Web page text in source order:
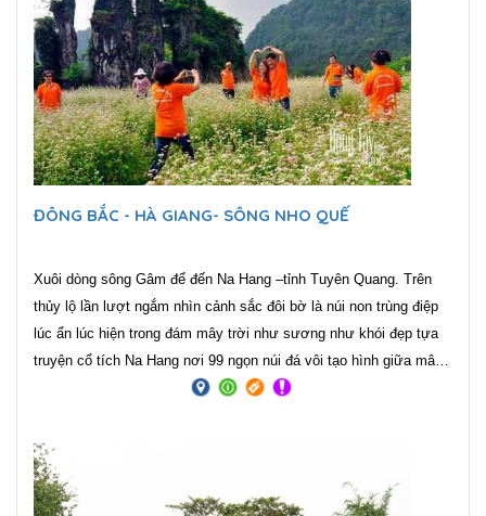
ĐÔNG BẮC - HÀ GIANG- SÔNG NHO QUẾ
Xuôi dòng sông Gâm để đến Na Hang –tỉnh Tuyên Quang. Trên
thủy lộ lần lượt ngắm nhìn cảnh sắc đôi bờ là núi non trùng điệp
lúc ẩn lúc hiện trong đám mây trời như sương như khói đẹp tựa
truyện cổ tích Na Hang nơi 99 ngọn núi đá vôi tạo hình giữa mây
trời, sông nước ... là thắng cảnh hiếm nơi nào có.